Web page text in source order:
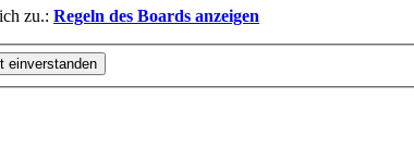
zu.: Regeln des Boards anzeigen